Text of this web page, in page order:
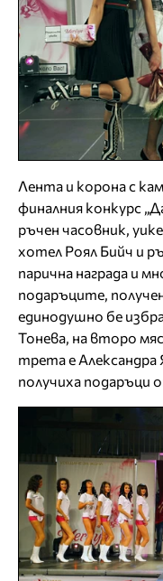
Лента и корона с
финалния конкурс
ръчен часовник,
хотел Роял Бийч и
парична награда и
подаръците,
единодушно бе
Тонева, на второ
трета е Александра
получиха подаръци